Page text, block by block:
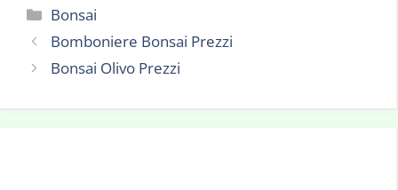
Categorie
Bonsai
Bomboniere Bonsai Prezzi
Bonsai Olivo Prezzi